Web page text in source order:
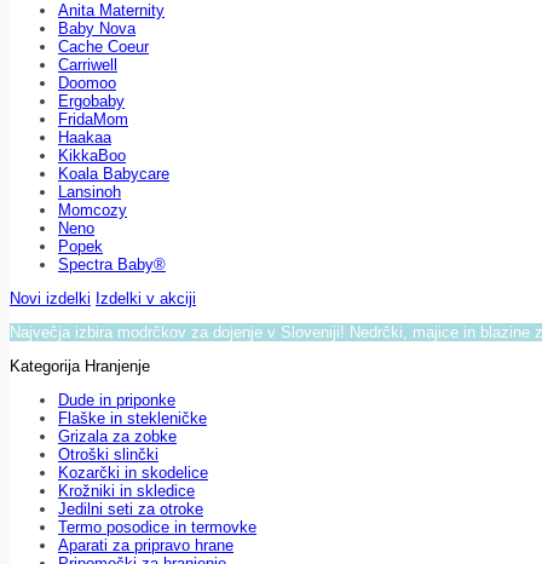
Anita Maternity
Baby Nova
Cache Coeur
Carriwell
Doomoo
Ergobaby
FridaMom
Haakaa
KikkaBoo
Koala Babycare
Lansinoh
Momcozy
Neno
Popek
Spectra Baby®
Novi izdelki Izdelki v akciji
Največja izbira modrčkov za dojenje v Sloveniji! Nedrčki, majice in blazine
Kategorija Hranjenje
Dude in priponke
Flaške in stekleničke
Grizala za zobke
Otroški slinčki
Kozarčki in skodelice
Krožniki in skledice
Jedilni seti za otroke
Termo posodice in termovke
Aparati za pripravo hrane